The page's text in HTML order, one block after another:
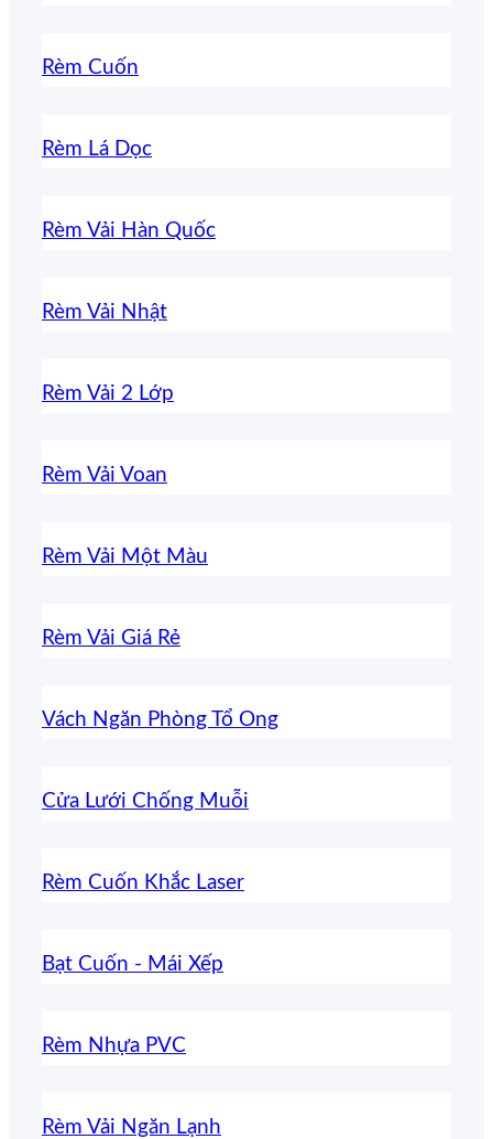
Rèm Cuốn
Rèm Lá Dọc
Rèm Vải Hàn Quốc
Rèm Vải Nhật
Rèm Vải 2 Lớp
Rèm Vải Voan
Rèm Vải Một Màu
Rèm Vải Giá Rẻ
Vách Ngăn Phòng Tổ Ong
Cửa Lưới Chống Muỗi
Rèm Cuốn Khắc Laser
Bạt Cuốn - Mái Xếp
Rèm Nhựa PVC
Rèm Vải Ngăn Lạnh